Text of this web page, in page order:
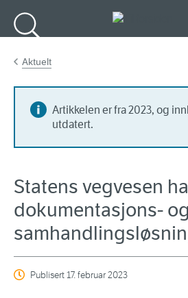
Aktuelt
Artikkelen er fra 2023, og
utdatert.
Statens vegvesen
dokumentasjons- og
Publisert17. februar 2023